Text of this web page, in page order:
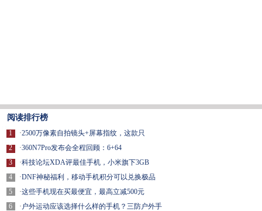
阅读排行榜
1
2
3
4
5
6
·2500万像素自拍镜头+屏幕指纹，这款只
·360N7Pro发布会全程回顾：6+64
·科技论坛XDA评最佳手机，小米旗下3GB
·DNF神秘福利，移动手机积分可以兑换极品
·这些手机现在买最便宜，最高立减500元
· 户外运动应该选择什么样的手机？三防户外手